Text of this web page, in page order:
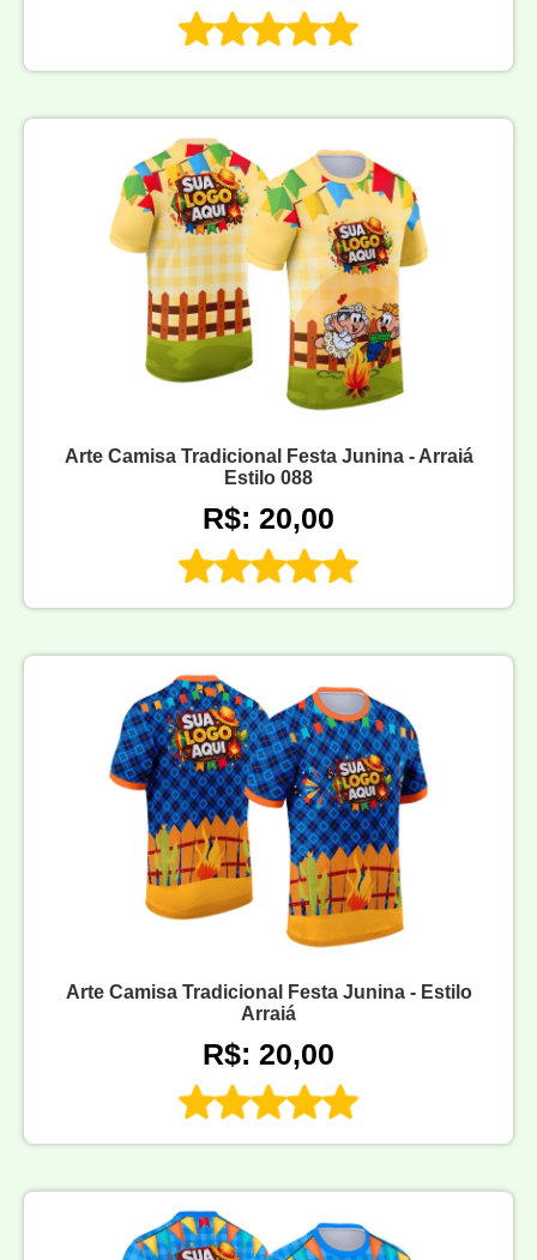
Arte Camisa Tradicional Festa Junina - Arraiá
Estilo 088
R$: 20,00
Arte Camisa Tradicional Festa Junina - Estilo
Arraiá
R$: 20,00